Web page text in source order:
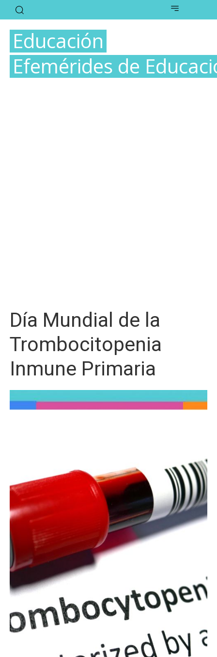
Educación
Efemérides de
Día Mundial de la
Trombocitopenia
Inmune Primaria